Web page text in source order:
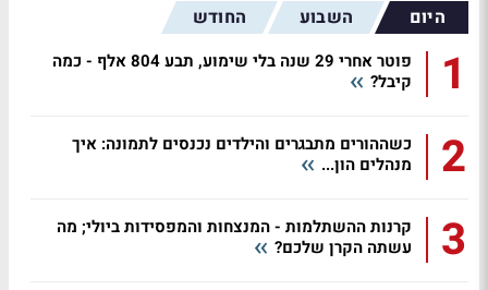
היום השבוע החודש
1
פוטר אחרי 29 שנה בלי שימוע, תבע 804 אלף - כמה
קיבל?
2
כשההורים מתבגרים והילדים נכנסים לתמונה: איך
מנהלים הון...
3
קרנות ההשתלמות - המנצחות והמפסידות ביולי; מה
עשתה הקרן שלכם?